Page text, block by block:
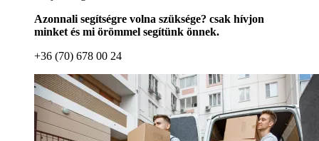
Azonnali segítségre volna szüksége? csak hívjon
minket és mi örömmel segítünk önnek.
+36 (70) 678 00 24